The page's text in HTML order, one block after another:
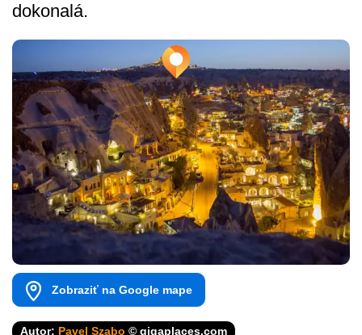
dokonalá.
Zobraziť na Google mape
Autor: Pavel Szabo © gigaplaces.com